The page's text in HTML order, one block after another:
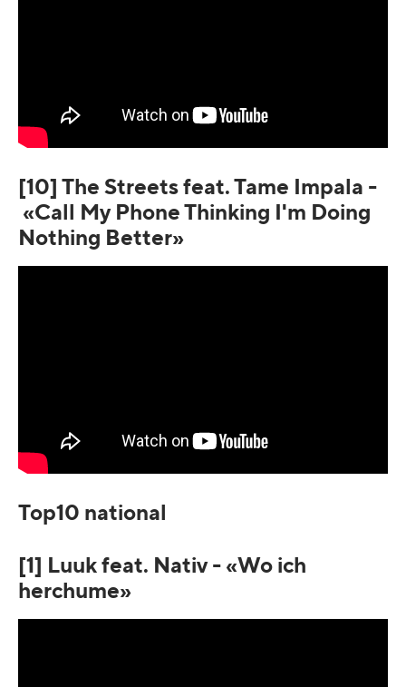
[10] The Streets feat. Tame Impala -
«Call My Phone Thinking I'm Doing
Nothing Better»
Top10 national
[1] Luuk feat. Nativ - «Wo ich
herchume»